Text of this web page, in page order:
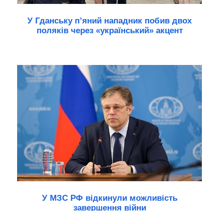
У Гданську п’яний нападник побив двох
поляків через «український» акцент
У МЗС РФ відкинули можливість
завершення війни